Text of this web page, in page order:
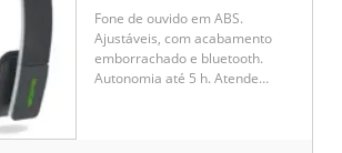
Fone de ouvido em ABS.
Ajustáveis, com acabamento
emborrachado e bluetooth.
Autonomia até 5 h. Atende